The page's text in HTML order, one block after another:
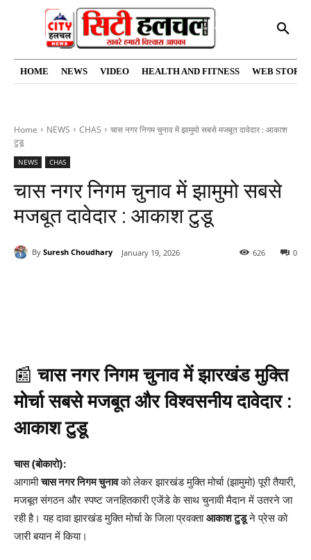
HOME NEWS VIDEO HEALTH AND FITNESS WEB
Home NEWS CHAS
चास नगर निगम चुनाव में झामुमो सबसे मजबूत दावेदार : आकाश
टुडू
NEWS CHAS
चास नगर निगम चुनाव में झामुमो सबसे
मजबूत दावेदार : आकाश टुडू
By Suresh Choudhary January 19, 2026 0
626
📰चास नगर निगम चुनाव में झारखंड मुक्ति
मोर्चा सबसे मजबूत और विश्वसनीय दावेदार :
आकाश टुडू
चास (बोकारो):
आगामीचास नगर निगम चुनावको लेकर झारखंड मुक्ति मोर्चा (झामुमो) पूरी तैयारी,
मजबूत संगठन और स्पष्ट जनहितकारी एजेंडे के साथ चुनावी मैदान में उतरने जा
रही है। यह दावा झारखंड मुक्ति मोर्चा के जिला प्रवक्ताआकाश टुडूने प्रेस को
जारी बयान में किया।